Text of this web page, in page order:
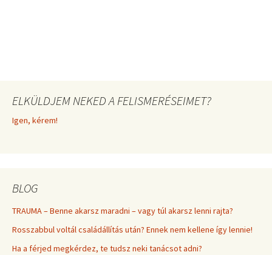
ELKÜLDJEM NEKED A FELISMERÉSEIMET?
Igen, kérem!
BLOG
TRAUMA – Benne akarsz maradni – vagy túl akarsz lenni rajta?
Rosszabbul voltál családállítás után? Ennek nem kellene így lennie!
Ha a férjed megkérdez, te tudsz neki tanácsot adni?